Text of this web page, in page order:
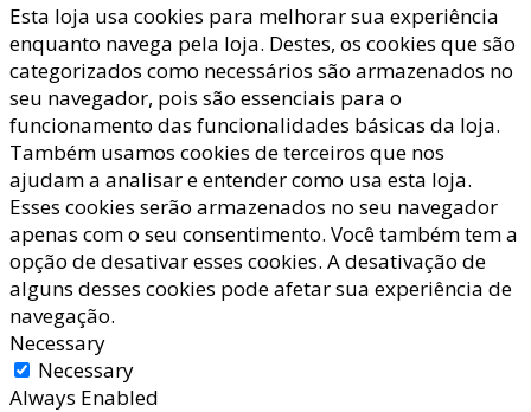
Esta loja usa cookies para melhorar sua experiência
enquanto navega pela loja. Destes, os cookies que são
categorizados como necessários são armazenados no
seu navegador, pois são essenciais para o
funcionamento das funcionalidades básicas da loja.
Também usamos cookies de terceiros que nos
ajudam a analisar e entender como usa esta loja.
Esses cookies serão armazenados no seu navegador
apenas com o seu consentimento. Você também tem a
opção de desativar esses cookies. A desativação de
alguns desses cookies pode afetar sua experiência de
navegação.
Necessary
Necessary
Always Enabled